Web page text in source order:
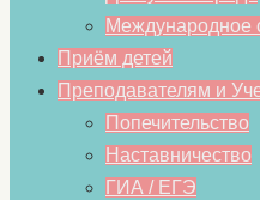
Международное
Приём детей
Преподавателям и
Попечительство
Наставничество
ГИА / ЕГЭ